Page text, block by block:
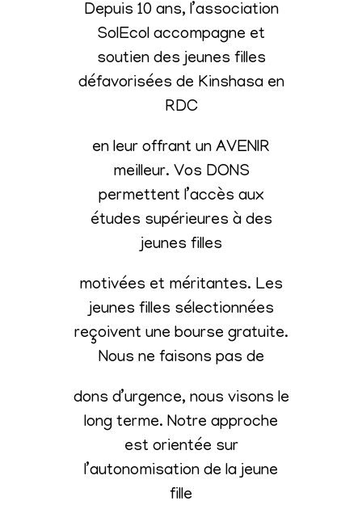
Depuis 10 ans, l’association
SolEcol accompagne et
soutien des jeunes filles
défavorisées de Kinshasa en
RDC
en leur offrant un AVENIR
meilleur. Vos DONS
permettent l’accès aux
études supérieures à des
jeunes filles
motivées et méritantes. Les
jeunes filles sélectionnées
reçoivent une bourse gratuite.
Nous ne faisons pas de
dons d’urgence, nous visons le
long terme. Notre approche
est orientée sur
l’autonomisation de la jeune
fille